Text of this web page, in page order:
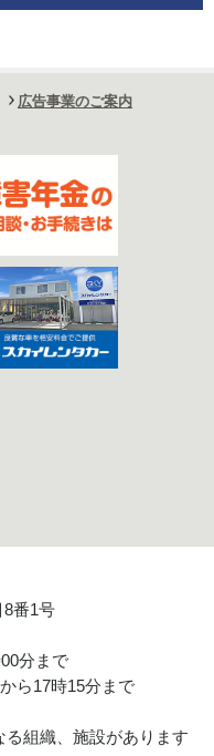
広告事業のご案内
8番1号
分まで
ら17時15分まで
組織、施設があります